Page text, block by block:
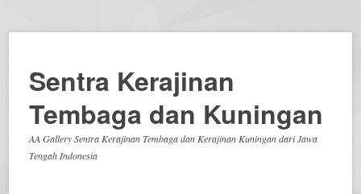
Sentra Kerajinan
Tembaga dan Kuningan
AA Gallery Sentra Kerajinan Tembaga dan Kerajinan Kuningan dari Jawa
Tengah Indonesia